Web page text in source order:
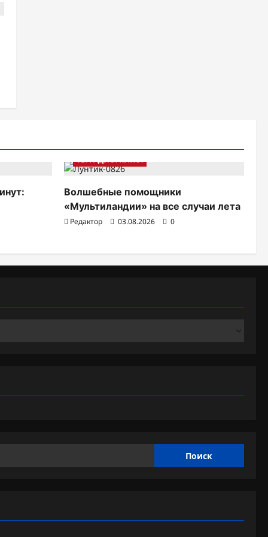
ТВ. РАДИО. КИНО.
Волшебные помощники
«Мультиландии» на все случаи лета
Редактор 03.08.2026 0